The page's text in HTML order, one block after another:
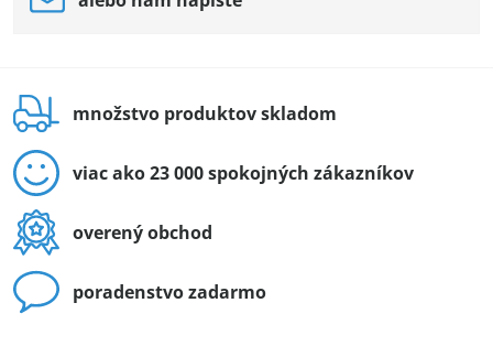
množstvo produktov skladom
viac ako 23 000 spokojných zákazníkov
overený obchod
poradenstvo zadarmo